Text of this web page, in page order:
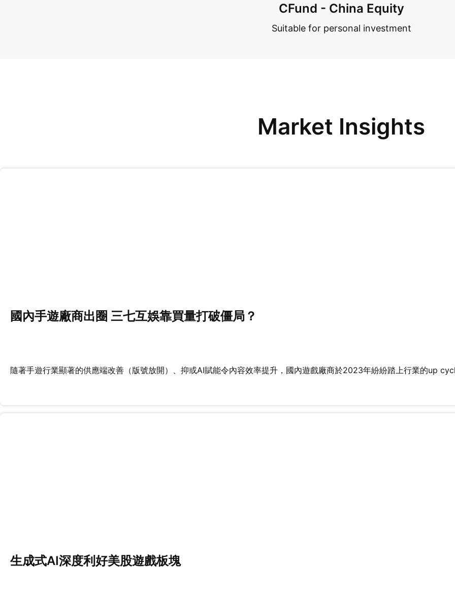
CFund - China Equity
Suitable for personal investment
Market Insights
國內手遊廠商出圈 三七互娛靠買量打破僵局？
隨著手遊行業顯著的供應端改善（版號放開）、抑或AI賦能令內容效率提升，國內遊戲廠商於2023年紛紛踏上行業的up
生成式AI深度利好美股遊戲板塊